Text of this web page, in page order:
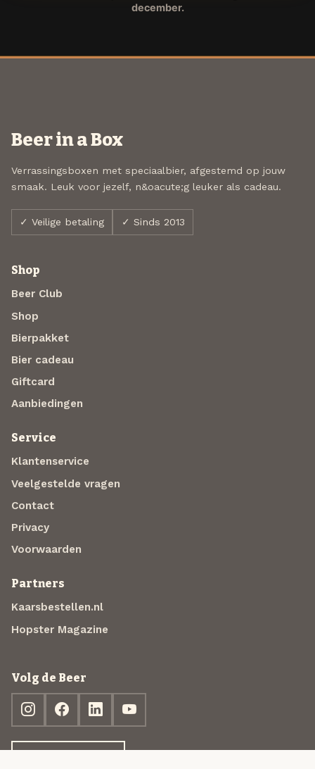
december.
Beer in a Box
Verrassingsboxen met speciaalbier, afgestemd op jouw
smaak. Leuk voor jezelf, n&oacute;g leuker als cadeau.
✓ Veilige betaling ✓ Sinds 2013
Shop
Beer Club
Shop
Bierpakket
Bier cadeau
Giftcard
Aanbiedingen
Service
Klantenservice
Veelgestelde vragen
Contact
Privacy
Voorwaarden
Partners
Kaarsbestellen.nl
Hopster Magazine
Volg de Beer